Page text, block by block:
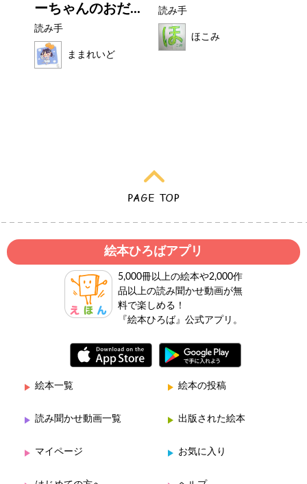
ーちゃんのおだ...
読み手
ままれいど
読み手
ほこみ
絵本ひろばアプリ
5,000冊以上の絵本や2,000作
品以上の読み聞かせ動画が無
料で楽しめる！
『絵本ひろば』公式アプリ。
絵本一覧 絵本の投稿
読み聞かせ動画一覧 出版された絵本
マイページ お気に入り